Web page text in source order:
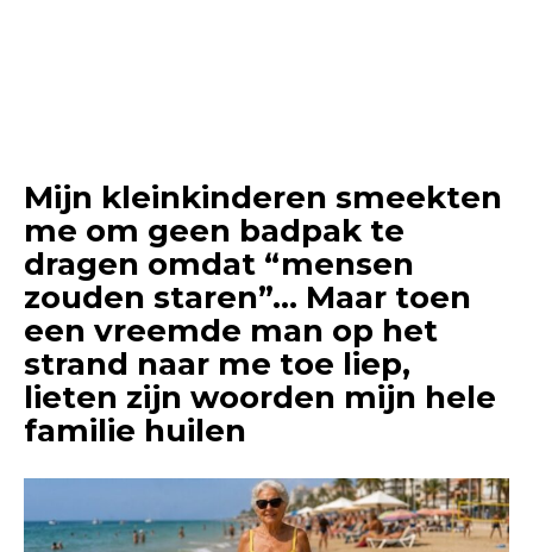
Mijn kleinkinderen smeekten
me om geen badpak te
dragen omdat “mensen
zouden staren”… Maar toen
een vreemde man op het
strand naar me toe liep,
lieten zijn woorden mijn hele
familie huilen